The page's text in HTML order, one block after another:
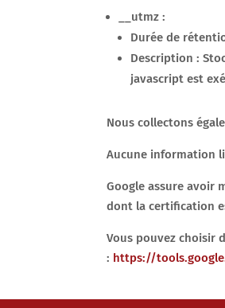
__utmz :
Durée de
Description :
javascript est
Nous collectons
Aucune information
Google assure avoir
dont la certification
Vous pouvez choisir
: https://